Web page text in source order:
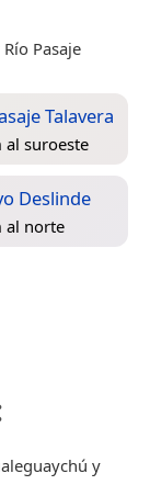
Pasaje
Talavera
al suroeste
Deslinde
al norte
y